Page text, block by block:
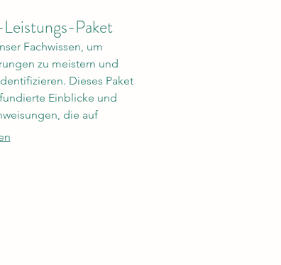
Paket
Fachwissen, um
zu meistern und
Dieses Paket
Einblicke und
die auf
basieren und Ihnen